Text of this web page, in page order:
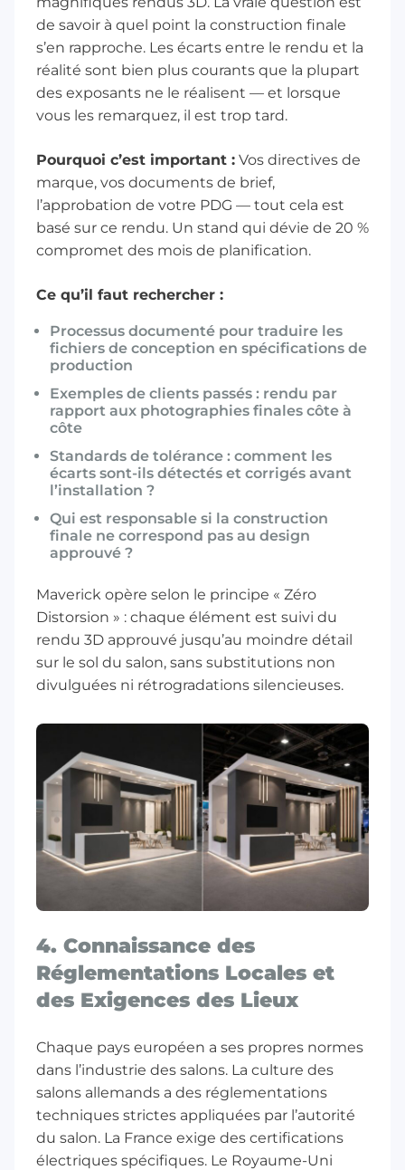
de savoir à quel point la construction finale
s’en rapproche. Les écarts entre le rendu et la
réalité sont bien plus courants que la plupart
des exposants ne le réalisent — et lorsque
vous les remarquez, il est trop tard.
Pourquoi c’est important : Vos directives de
marque, vos documents de brief,
l’approbation de votre PDG — tout cela est
basé sur ce rendu. Un stand qui dévie de 20 %
compromet des mois de planification.
Ce qu’il faut rechercher :
Processus documenté pour traduire les
fichiers de conception en spécifications de
production
Exemples de clients passés : rendu par
rapport aux photographies finales côte à
côte
Standards de tolérance : comment les
écarts sont-ils détectés et corrigés avant
l’installation ?
Qui est responsable si la construction
finale ne correspond pas au design
approuvé ?
Maverick opère selon le principe « Zéro
Distorsion » : chaque élément est suivi du
rendu 3D approuvé jusqu’au moindre détail
sur le sol du salon, sans substitutions non
divulguées ni rétrogradations silencieuses.
4. Connaissance des
Réglementations Locales et
des Exigences des Lieux
Chaque pays européen a ses propres normes
dans l’industrie des salons. La culture des
salons allemands a des réglementations
techniques strictes appliquées par l’autorité
du salon. La France exige des certifications
électriques spécifiques. Le Royaume-Uni